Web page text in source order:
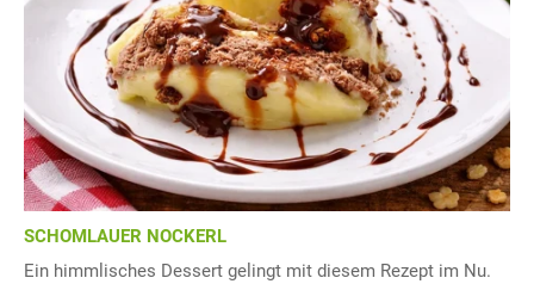
SCHOMLAUER NOCKERL
Ein himmlisches Dessert gelingt mit diesem Rezept im Nu.